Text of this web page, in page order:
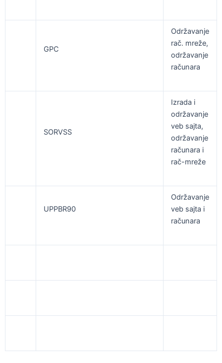
GPC
Održavanje
rač. mreže,
održavanje
računara
SORVSS
Izrada i
održavanje
veb sajta,
održavanje
računara i
rač-mreže
UPPBR90
Održavanje
veb sajta i
računara